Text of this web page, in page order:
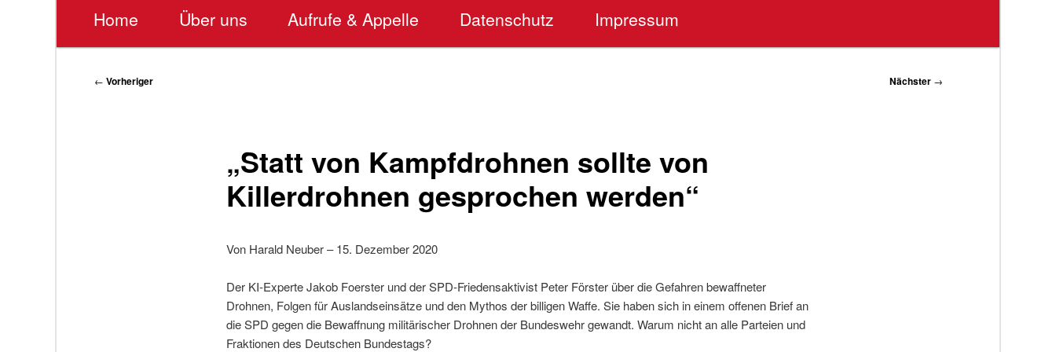
Home Über uns Aufrufe & Appelle Datenschutz Impressum
Beitragsnavigation
← Vorheriger Nächster →
„Statt von Kampfdrohnen sollte von
Killerdrohnen gesprochen werden“
Von Harald Neuber – 15. Dezember 2020
Der KI-Experte Jakob Foerster und der SPD-Friedensaktivist Peter Förster über die Gefahren bewaffneter
Drohnen, Folgen für Auslandseinsätze und den Mythos der billigen Waffe. Sie haben sich in einem offenen Brief an
die SPD gegen die Bewaffnung militärischer Drohnen der Bundeswehr gewandt. Warum nicht an alle Parteien und
Fraktionen des Deutschen Bundestags?